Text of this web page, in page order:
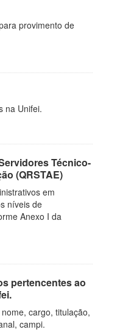
provimento de
na Unifei.
Técnico-
(QRSTAE)
em
níveis de
Anexo I da
pertencentes ao
cargo, titulação,
campi.